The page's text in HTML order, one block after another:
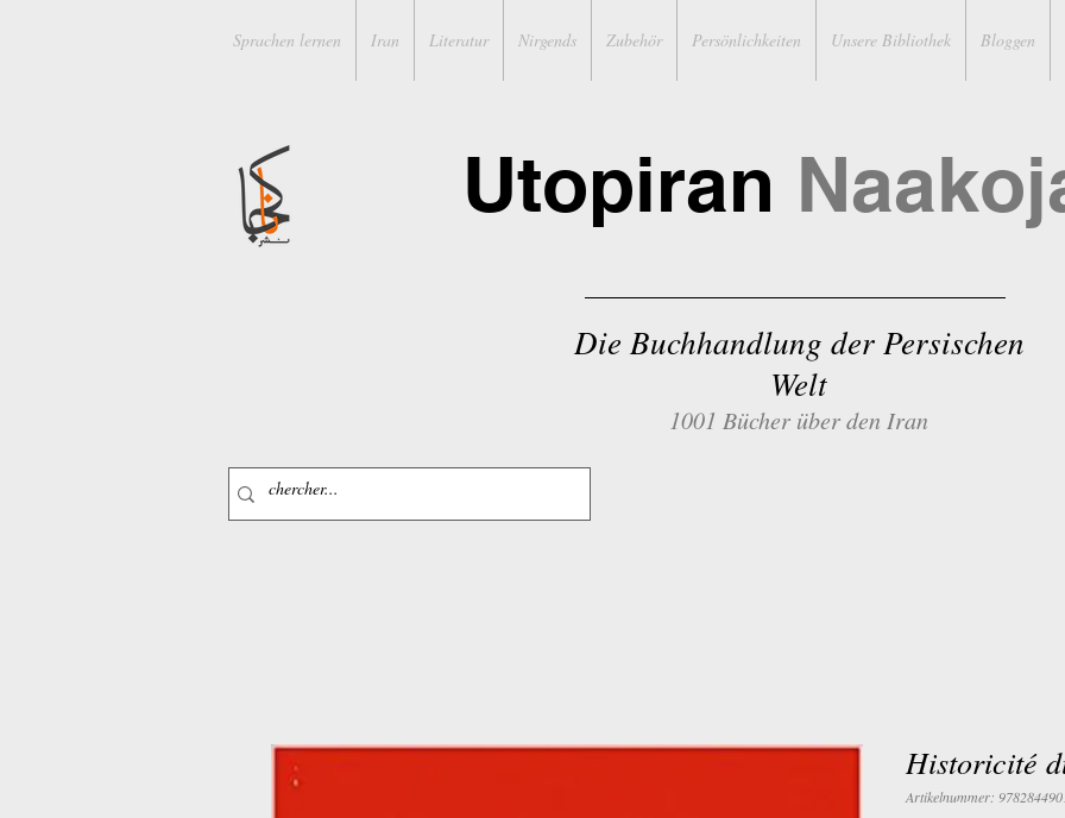
Sprachen lernen Iran Literatur Nirgends Zubehör Persönlichkeiten Unsere Bibliothek Bloggen
Utopiran
Die Buchhandlung der Persischen
Welt
1001 Bücher über den Iran
Historicité
Artikelnummer: